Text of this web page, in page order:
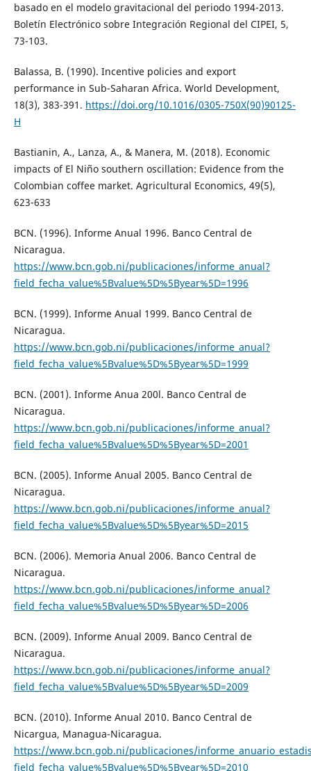
basado en el modelo gravitacional del periodo 1994-2013.
Boletín Electrónico sobre Integración Regional del CIPEI, 5,
73-103.
Balassa, B. (1990). Incentive policies and export
performance in Sub-Saharan Africa. World Development,
18(3), 383-391. https://doi.org/10.1016/0305-750X(90)90125-
H
Bastianin, A., Lanza, A., & Manera, M. (2018). Economic
impacts of El Niño southern oscillation: Evidence from the
Colombian coffee market. Agricultural Economics, 49(5),
623-633
BCN. (1996). Informe Anual 1996. Banco Central de
Nicaragua.
https://www.bcn.gob.ni/publicaciones/informe_anual?
field_fecha_value%5Bvalue%5D%5Byear%5D=1996
BCN. (1999). Informe Anual 1999. Banco Central de
Nicaragua.
https://www.bcn.gob.ni/publicaciones/informe_anual?
field_fecha_value%5Bvalue%5D%5Byear%5D=1999
BCN. (2001). Informe Anua 200l. Banco Central de
Nicaragua.
https://www.bcn.gob.ni/publicaciones/informe_anual?
field_fecha_value%5Bvalue%5D%5Byear%5D=2001
BCN. (2005). Informe Anual 2005. Banco Central de
Nicaragua.
https://www.bcn.gob.ni/publicaciones/informe_anual?
field_fecha_value%5Bvalue%5D%5Byear%5D=2015
BCN. (2006). Memoria Anual 2006. Banco Central de
Nicaragua.
https://www.bcn.gob.ni/publicaciones/informe_anual?
field_fecha_value%5Bvalue%5D%5Byear%5D=2006
BCN. (2009). Informe Anual 2009. Banco Central de
Nicaragua.
https://www.bcn.gob.ni/publicaciones/informe_anual?
field_fecha_value%5Bvalue%5D%5Byear%5D=2009
BCN. (2010). Informe Anual 2010. Banco Central de
Nicargua, Managua-Nicaragua.
https://www.bcn.gob.ni/publicaciones/
field_fecha_value%5Bvalue%5D%5Byear%5D=2010